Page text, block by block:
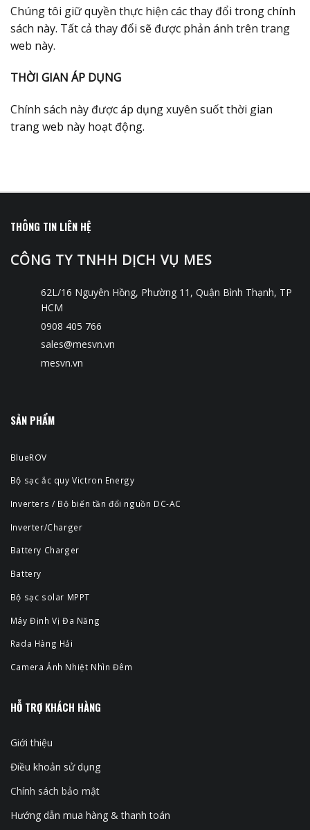
Chúng tôi giữ quyền thực hiện các thay đổi trong chính
sách này. Tất cả thay đổi sẽ được phản ánh trên trang
web này.
THỜI GIAN ÁP DỤNG
Chính sách này được áp dụng xuyên suốt thời gian
trang web này hoạt động.
THÔNG TIN LIÊN HỆ
CÔNG TY TNHH DỊCH VỤ MES
62L/16 Nguyên Hồng, Phường 11, Quận Bình Thạnh, TP
HCM
0908 405 766
sales@mesvn.vn
mesvn.vn
SẢN PHẨM
BlueROV
Bộ sạc ắc quy Victron Energy
Inverters / Bộ biến tần đổi nguồn DC-AC
Inverter/Charger
Battery Charger
Battery
Bộ sạc solar MPPT
Máy Định Vị Đa Năng
Rada Hàng Hải
Camera Ảnh Nhiệt Nhìn Đêm
HỖ TRỢ KHÁCH HÀNG
Giới thiệu
Điều khoản sử dụng
Chính sách bảo mật
Hướng dẫn mua hàng & thanh toán